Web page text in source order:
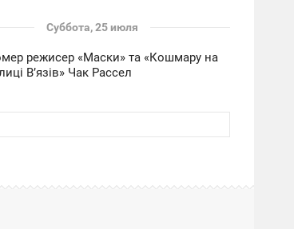
Суббота, 25 июля
режисер «Маски» та «Кошмару на
В’язів» Чак Рассел